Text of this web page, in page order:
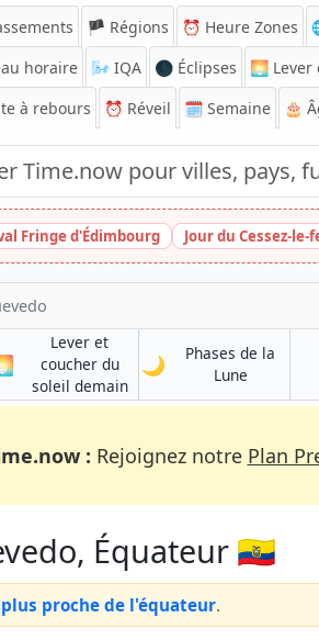
🏴 Régions ⏰ Heure Zones
horaire 🌬️ IQA 🌑 Éclipses 🌅 Lever
à rebours ⏰ Réveil 🗓️ Semaine 🎂
Fringe d'Édimbourg Jour du Cessez-le-
Lever et
coucher du
soleil demainà Quevedo
🌙
Phases de la
Luneà Quevedo
: Rejoignez notre Plan
Équateur 🇪🇨
proche de l'équateur.